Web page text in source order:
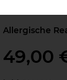
Allergische
49,00